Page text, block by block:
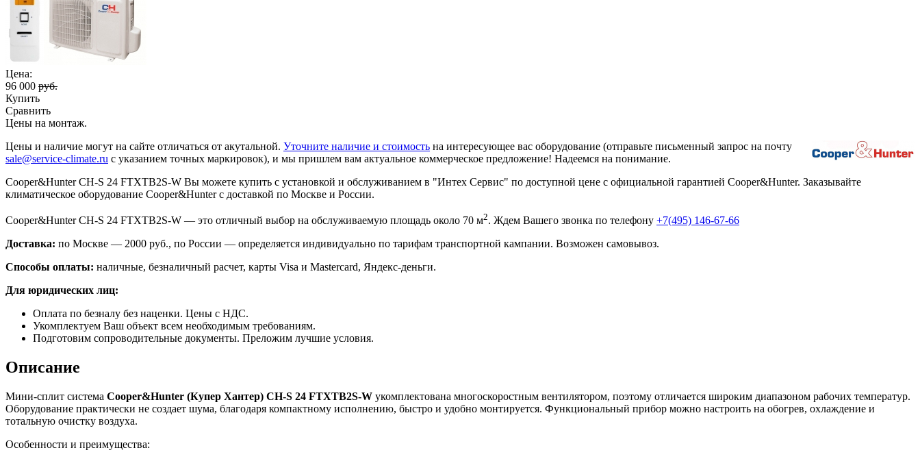
Цена:
96 000 руб.
Купить
Сравнить
Цены на монтаж.
Цены и наличие могут на сайте отличаться от акутальной. Уточните наличие и стоимость на интересующее вас оборудование (отправьте письменный запрос на почту
sale@service-climate.ru с указанием точных маркировок), и мы пришлем вам актуальное коммерческое предложение! Надеемся на понимание.
Cooper&Hunter CH-S 24 FTXTB2S-W Вы можете купить с установкой и обслуживанием в "Интех Сервис" по доступной цене с официальной гарантией Cooper&Hunter. Заказывайте
климатическое оборудование Cooper&Hunter с доставкой по Москве и России.
Cooper&Hunter CH-S 24 FTXTB2S-W — это отличный выбор на обслуживаемую площадь около 70 м2. Ждем Вашего звонка по телефону +7(495) 146-67-66
Доставка: по Москве — 2000 руб., по России — определяется индивидуально по тарифам транспортной кампании. Возможен самовывоз.
Способы оплаты: наличные, безналичный расчет, карты Visa и Mastercard, Яндекс-деньги.
Для юридических лиц:
Оплата по безналу без наценки. Цены с НДС.
Укомплектуем Ваш объект всем необходимым требованиям.
Подготовим сопроводительные документы. Преложим лучшие условия.
Описание
Мини-сплит система Cooper&Hunter (Купер Хантер) CH-S 24 FTXTB2S-W укомплектована многоскоростным вентилятором, поэтому отличается широким диапазоном рабочих температур.
Оборудование практически не создает шума, благодаря компактному исполнению, быстро и удобно монтируется. Функциональный прибор можно настроить на обогрев, охлаждение и
тотальную очистку воздуха.
Особенности и преимущества: